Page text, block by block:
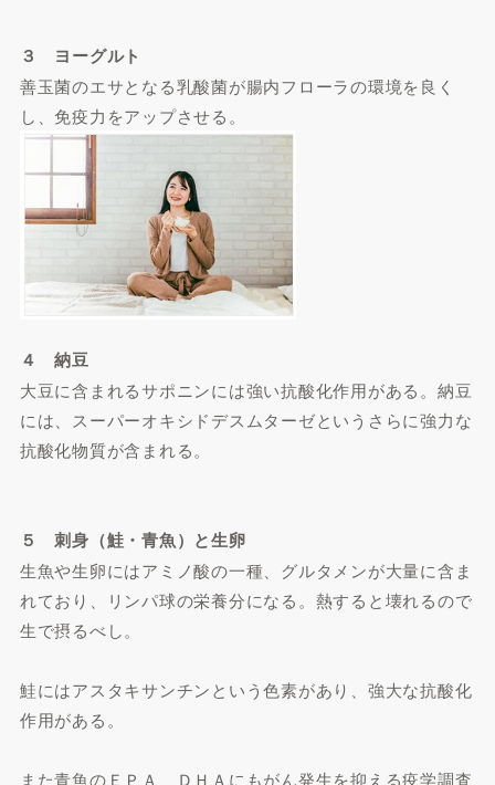
３ ヨーグルト
善玉菌のエサとなる乳酸菌が腸内フローラの環境を良く
し、免疫力をアップさせる。
４ 納豆
大豆に含まれるサポニンには強い抗酸化作用がある。納豆
には、スーパーオキシドデスムターゼというさらに強力な
抗酸化物質が含まれる。
５ 刺身（鮭・青魚）と生卵
生魚や生卵にはアミノ酸の一種、グルタメンが大量に含ま
れており、リンパ球の栄養分になる。熱すると壊れるので
生で摂るべし。
鮭にはアスタキサンチンという色素があり、強大な抗酸化
作用がある。
また青魚のＥＰＡ、ＤＨＡにもがん発生を抑える疫学調査